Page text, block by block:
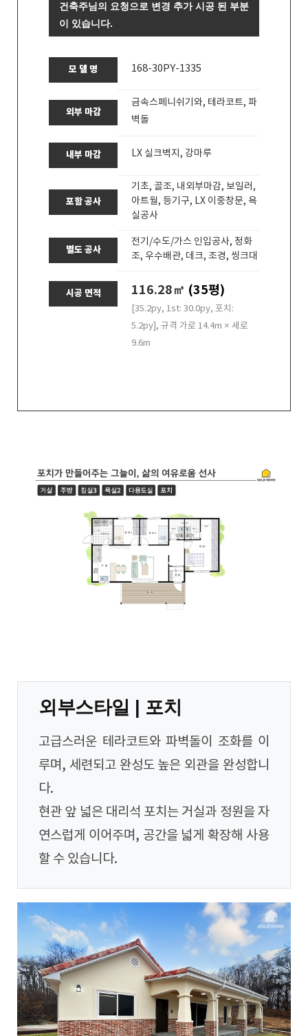
건축주님의 요청으로 변경 추가 시공 된 부분
이 있습니다.
모 델 명 168-30PY-1335
외부 마감
금속스페니쉬기와, 테라코트, 파
벽돌
내부 마감 LX 실크벽지, 강마루
포함 공사
기초, 골조, 내외부마감, 보일러,
아트월, 등기구, LX 이중창문, 욕
실공사
별도 공사
전기/수도/가스 인입공사, 정화
조, 우수배관, 데크, 조경, 씽크대
시공 면적 116.28㎡ (35평)
[35.2py, 1st: 30.0py, 포치:
5.2py], 규격 가로 14.4m × 세로
9.6m
외부스타일 | 포치
고급스러운 테라코트와 파벽돌이 조화를 이
루며, 세련되고 완성도 높은 외관을 완성합니
다.
현관 앞 넓은 대리석 포치는 거실과 정원을 자
연스럽게 이어주며, 공간을 넓게 확장해 사용
할 수 있습니다.